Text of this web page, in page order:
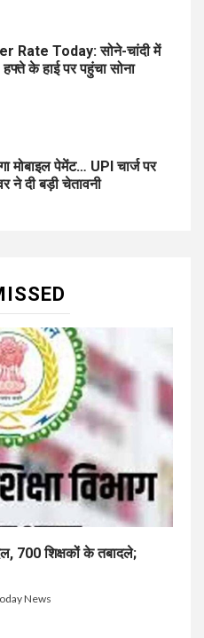
Rate Today: सोने-चांदी में
के हाई पर पहुंचा सोना
मोबाइल पेमेंट… UPI चार्ज पर
ने दी बड़ी चेतावनी
700 शिक्षकों के तबादले;
News